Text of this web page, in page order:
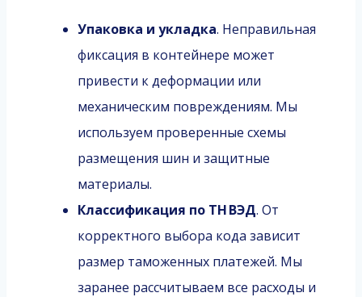
Упаковка и укладка. Неправильная
фиксация в контейнере может
привести к деформации или
механическим повреждениям. Мы
используем проверенные схемы
размещения шин и защитные
материалы.
Классификация по ТН ВЭД. От
корректного выбора кода зависит
размер таможенных платежей. Мы
заранее рассчитываем все расходы и